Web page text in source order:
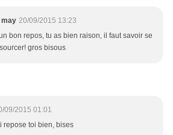
may 20/09/2015 13:23
bon repos, tu as bien raison, il faut savoir se
gros bisous
09/2015 01:01
repose toi bien, bises